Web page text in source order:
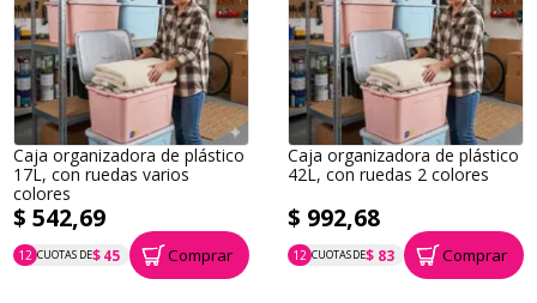
Caja organizadora de plástico
17L, con ruedas varios
colores
$ 542,69
12 CUOTAS DE$ 45
P.T.F. $ 543 Comprar
Caja organizadora de plástico
42L, con ruedas 2 colores
$ 992,68
12 CUOTAS DE$ 83
P.T.F. $ 993 Comprar